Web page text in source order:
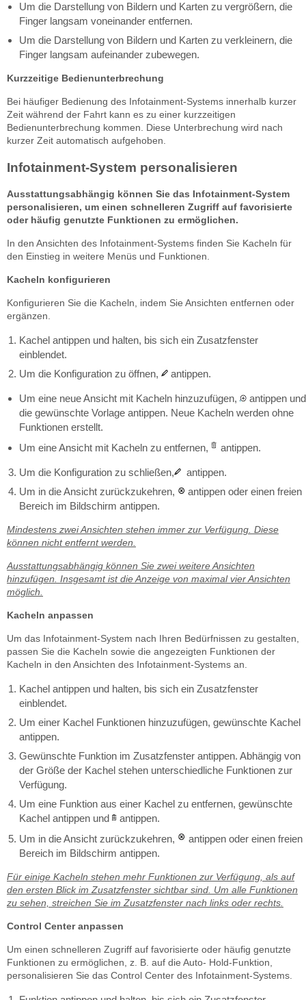
Um die Darstellung von Bildern und Karten zu vergrößern, die
Finger langsam voneinander entfernen.
Um die Darstellung von Bildern und Karten zu verkleinern, die
Finger langsam aufeinander zubewegen.
Kurzzeitige Bedienunterbrechung
Bei häufiger Bedienung des Infotainment-Systems innerhalb kurzer
Zeit während der Fahrt kann es zu einer kurzzeitigen
Bedienunterbrechung kommen. Diese Unterbrechung wird nach
kurzer Zeit automatisch aufgehoben.
Infotainment-System personalisieren
Ausstattungsabhängig können Sie das Infotainment-System
personalisieren, um einen schnelleren Zugriff auf favorisierte
oder häufig genutzte Funktionen zu ermöglichen.
In den Ansichten des Infotainment-Systems finden Sie Kacheln für
den Einstieg in weitere Menüs und Funktionen.
Kacheln konfigurieren
Konfigurieren Sie die Kacheln, indem Sie Ansichten entfernen oder
ergänzen.
Kachel antippen und halten, bis sich ein Zusatzfenster
einblendet.
Um die Konfiguration zu öffnen,
antippen.
Um eine neue Ansicht mit Kacheln hinzuzufügen,
antippen und
die gewünschte Vorlage antippen. Neue Kacheln werden ohne
Funktionen erstellt.
Um eine Ansicht mit Kacheln zu entfernen,
antippen.
Um die Konfiguration zu schließen,
antippen.
Um in die Ansicht zurückzukehren,
antippen oder einen freien
Bereich im Bildschirm antippen.
Mindestens zwei Ansichten stehen immer zur Verfügung. Diese
können nicht entfernt werden.
Ausstattungsabhängig können Sie zwei weitere Ansichten
hinzufügen. Insgesamt ist die Anzeige von maximal vier Ansichten
möglich.
Kacheln anpassen
Um das Infotainment-System nach Ihren Bedürfnissen zu gestalten,
passen Sie die Kacheln sowie die angezeigten Funktionen der
Kacheln in den Ansichten des Infotainment-Systems an.
Kachel antippen und halten, bis sich ein Zusatzfenster
einblendet.
Um einer Kachel Funktionen hinzuzufügen, gewünschte Kachel
antippen.
Gewünschte Funktion im Zusatzfenster antippen. Abhängig von
der Größe der Kachel stehen unterschiedliche Funktionen zur
Verfügung.
Um eine Funktion aus einer Kachel zu entfernen, gewünschte
Kachel antippen und
antippen.
Um in die Ansicht zurückzukehren,
antippen oder einen freien
Bereich im Bildschirm antippen.
Für einige Kacheln stehen mehr Funktionen zur Verfügung, als auf
den ersten Blick im Zusatzfenster sichtbar sind. Um alle Funktionen
zu sehen, streichen Sie im Zusatzfenster nach links oder rechts.
Control Center anpassen
Um einen schnelleren Zugriff auf favorisierte oder häufig genutzte
Funktionen zu ermöglichen, z. B. auf die Auto- Hold-Funktion,
personalisieren Sie das Control Center des Infotainment-Systems.